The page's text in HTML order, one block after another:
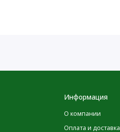
передозировки
Информация
О компании
Оплата и доставка